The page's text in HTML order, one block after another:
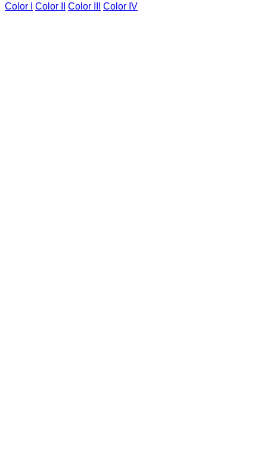
Color I
Color II Color III Color IV